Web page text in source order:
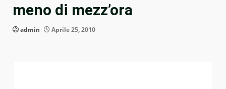
meno di mezz’ora
admin Aprile 25, 2010